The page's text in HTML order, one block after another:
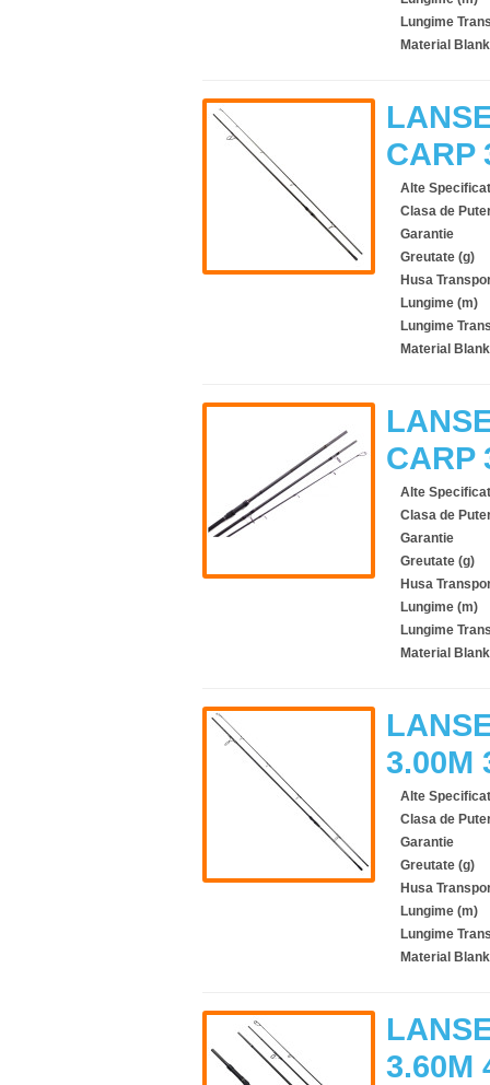
Lungime
Material Blank
CARP
Alte
Clasa de
Garantie
Greutate (g)
Husa
Lungime (m)
Lungime
Material Blank
CARP
Alte
Clasa de
Garantie
Greutate (g)
Husa
Lungime (m)
Lungime
Material Blank
3.00M
Alte
Clasa de
Garantie
Greutate (g)
Husa
Lungime (m)
Lungime
Material Blank
3.60M